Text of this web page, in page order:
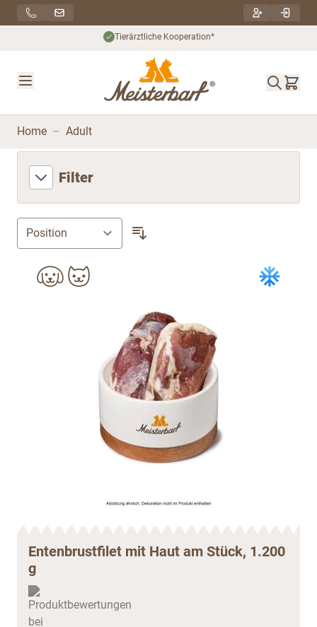
Direkt zum Inhalt
Tierärztliche Kooperation*
Home – Adult
Filter
Entenbrustfilet mit Haut am Stück, 1.200
g